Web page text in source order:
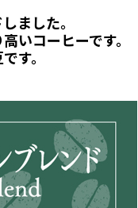
ました。
いコーヒーです。
す。